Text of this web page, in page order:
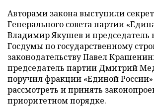
Авторами закона выступили
Генерального совета партии
Владимир Якушев и председатель
Госдумы по государственному
законодательству Павел
председатель партии Дмитрий
поручил фракции «Единой России»
рассмотреть и принять
приоритетном порядке.